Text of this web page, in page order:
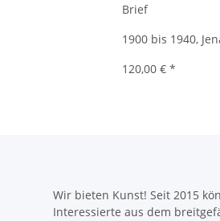
Brief
1900 bis 1940,
120,00 €*
Wir bieten Kunst! Seit 2015
Interessierte aus dem